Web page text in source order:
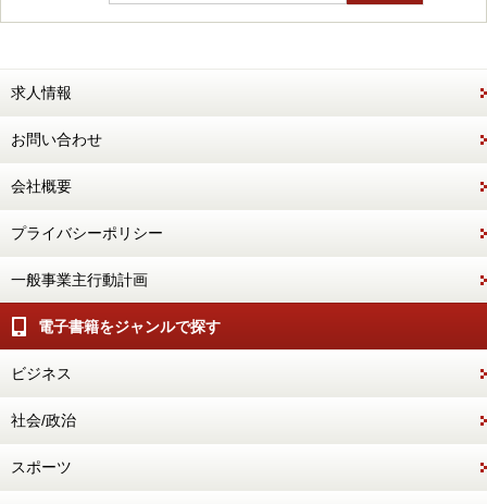
求人情報
お問い合わせ
会社概要
プライバシーポリシー
一般事業主行動計画
電子書籍をジャンルで探す
ビジネス
社会/政治
スポーツ